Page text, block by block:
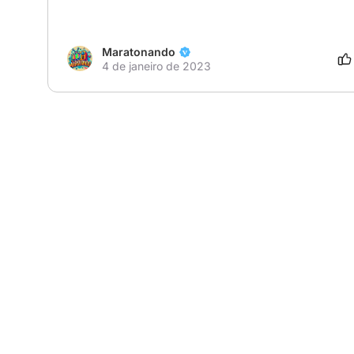
Maratonando
4 de janeiro de 2023